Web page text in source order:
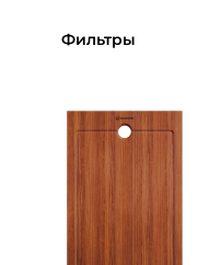
Фильтры